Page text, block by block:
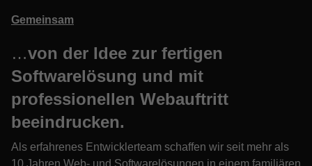
Gemeinsam
…von der Idee zur fertigen
Softwarelösung und mit
professionellen Webauftritt
beeindrucken.
Als erfahrenes Entwicklerteam schaffen wir seit mehr als
10 Jahren Web- und Softwarelösungen in einem familiären